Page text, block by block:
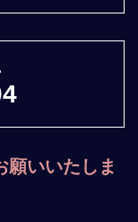
願いいたしま